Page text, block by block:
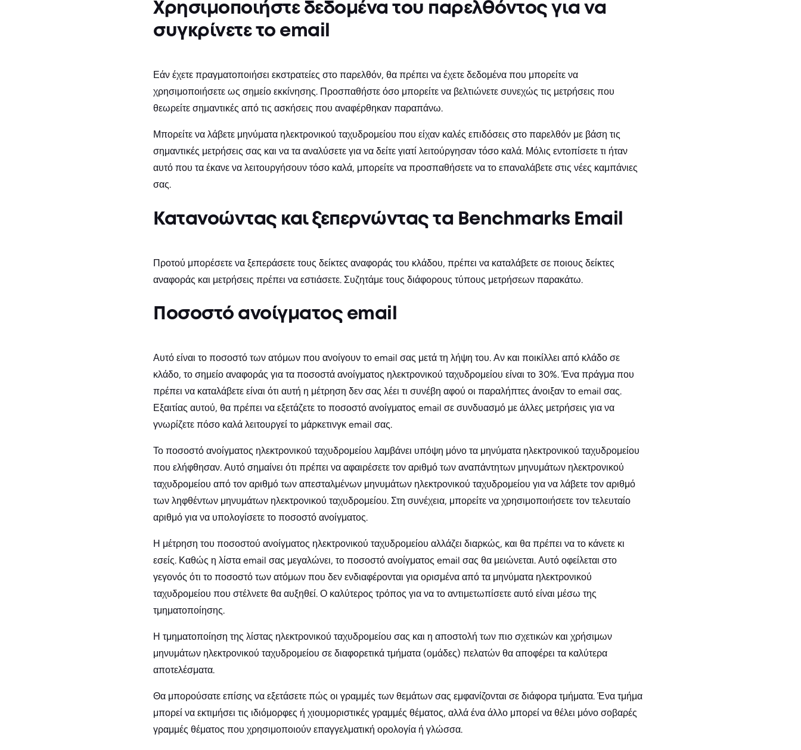
Χρησιμοποιήστε δεδομένα του παρελθόντος για να
συγκρίνετε το email
Εάν έχετε πραγματοποιήσει εκστρατείες στο παρελθόν, θα πρέπει να έχετε δεδομένα που μπορείτε να
χρησιμοποιήσετε ως σημείο εκκίνησης. Προσπαθήστε όσο μπορείτε να βελτιώνετε συνεχώς τις μετρήσεις που
θεωρείτε σημαντικές από τις ασκήσεις που αναφέρθηκαν παραπάνω.
Μπορείτε να λάβετε μηνύματα ηλεκτρονικού ταχυδρομείου που είχαν καλές επιδόσεις στο παρελθόν με βάση τις
σημαντικές μετρήσεις σας και να τα αναλύσετε για να δείτε γιατί λειτούργησαν τόσο καλά. Μόλις εντοπίσετε τι ήταν
αυτό που τα έκανε να λειτουργήσουν τόσο καλά, μπορείτε να προσπαθήσετε να το επαναλάβετε στις νέες καμπάνιες
σας.
Κατανοώντας και ξεπερνώντας τα Benchmarks Email
Προτού μπορέσετε να ξεπεράσετε τους δείκτες αναφοράς του κλάδου, πρέπει να καταλάβετε σε ποιους δείκτες
αναφοράς και μετρήσεις πρέπει να εστιάσετε. Συζητάμε τους διάφορους τύπους μετρήσεων παρακάτω.
Ποσοστό ανοίγματος email
Αυτό είναι το ποσοστό των ατόμων που ανοίγουν το email σας μετά τη λήψη του. Αν και ποικίλλει από κλάδο σε
κλάδο, το σημείο αναφοράς για τα ποσοστά ανοίγματος ηλεκτρονικού ταχυδρομείου είναι το 30%. Ένα πράγμα που
πρέπει να καταλάβετε είναι ότι αυτή η μέτρηση δεν σας λέει τι συνέβη αφού οι παραλήπτες άνοιξαν το email σας.
Εξαιτίας αυτού, θα πρέπει να εξετάζετε το ποσοστό ανοίγματος email σε συνδυασμό με άλλες μετρήσεις για να
γνωρίζετε πόσο καλά λειτουργεί το μάρκετινγκ email σας.
Το ποσοστό ανοίγματος ηλεκτρονικού ταχυδρομείου λαμβάνει υπόψη μόνο τα μηνύματα ηλεκτρονικού ταχυδρομείου
που ελήφθησαν. Αυτό σημαίνει ότι πρέπει να αφαιρέσετε τον αριθμό των αναπάντητων μηνυμάτων ηλεκτρονικού
ταχυδρομείου από τον αριθμό των απεσταλμένων μηνυμάτων ηλεκτρονικού ταχυδρομείου για να λάβετε τον αριθμό
των ληφθέντων μηνυμάτων ηλεκτρονικού ταχυδρομείου. Στη συνέχεια, μπορείτε να χρησιμοποιήσετε τον τελευταίο
αριθμό για να υπολογίσετε το ποσοστό ανοίγματος.
Η μέτρηση του ποσοστού ανοίγματος ηλεκτρονικού ταχυδρομείου αλλάζει διαρκώς, και θα πρέπει να το κάνετε κι
εσείς. Καθώς η λίστα email σας μεγαλώνει, το ποσοστό ανοίγματος email σας θα μειώνεται. Αυτό οφείλεται στο
γεγονός ότι το ποσοστό των ατόμων που δεν ενδιαφέρονται για ορισμένα από τα μηνύματα ηλεκτρονικού
ταχυδρομείου που στέλνετε θα αυξηθεί. Ο καλύτερος τρόπος για να το αντιμετωπίσετε αυτό είναι μέσω της
τμηματοποίησης.
Η τμηματοποίηση της λίστας ηλεκτρονικού ταχυδρομείου σας και η αποστολή των πιο σχετικών και χρήσιμων
μηνυμάτων ηλεκτρονικού ταχυδρομείου σε διαφορετικά τμήματα (ομάδες) πελατών θα αποφέρει τα καλύτερα
αποτελέσματα.
Θα μπορούσατε επίσης να εξετάσετε πώς οι γραμμές των θεμάτων σας εμφανίζονται σε διάφορα τμήματα. Ένα τμήμα
μπορεί να εκτιμήσει τις ιδιόμορφες ή χιουμοριστικές γραμμές θέματος, αλλά ένα άλλο μπορεί να θέλει μόνο σοβαρές
γραμμές θέματος που χρησιμοποιούν επαγγελματική ορολογία ή γλώσσα.